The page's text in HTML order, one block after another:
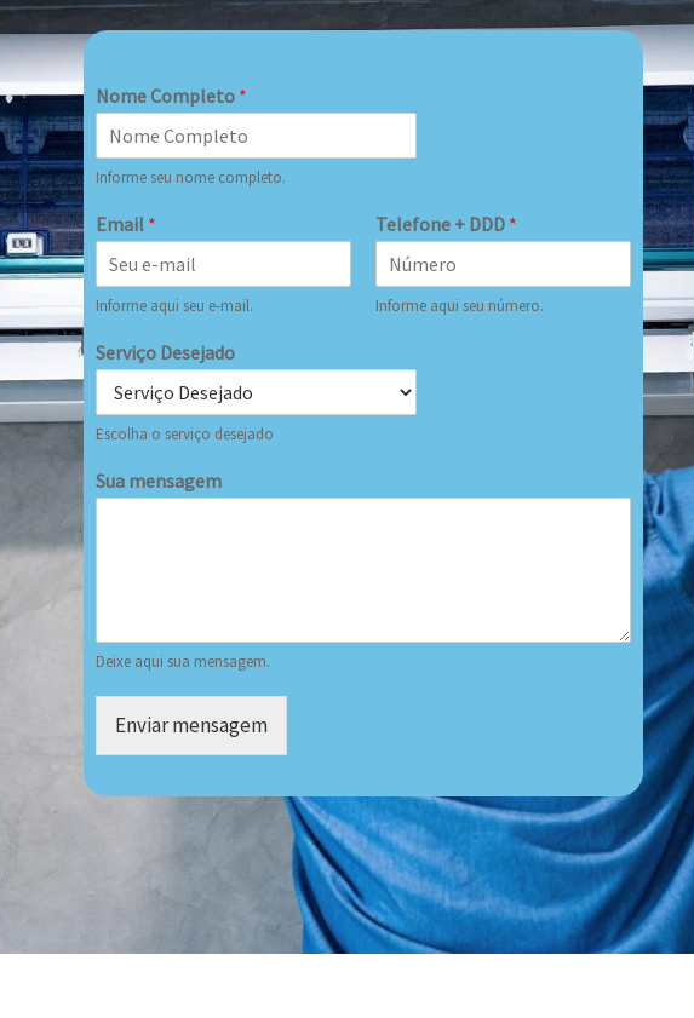
Nome Completo *
Informe seu nome completo.
Email *
Informe aqui seu e-mail.
Telefone + DDD *
Informe aqui seu número.
Serviço Desejado
Escolha o serviço desejado
Sua mensagem
Deixe aqui sua mensagem.
Enviar mensagem